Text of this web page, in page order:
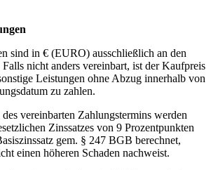
sind in € (EURO) ausschließlich an den
nicht anders vereinbart, ist der Kaufpreis
Leistungen ohne Abzug innerhalb von
zu zahlen.
vereinbarten Zahlungstermins werden
Zinssatzes von 9 Prozentpunkten
gem. § 247 BGB berechnet,
einen höheren Schaden nachweist.